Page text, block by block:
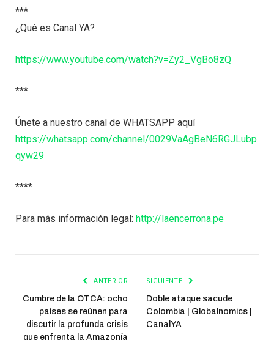
***
¿Qué es Canal YA?
https://www.youtube.com/watch?v=Zy2_VgBo8zQ
***
Únete a nuestro canal de WHATSAPP aquí
https://whatsapp.com/channel/0029VaAgBeN6RGJLubp
qyw29
****
Para más información legal: http://laencerrona.pe
ANTERIOR
Cumbre de la OTCA: ocho
países se reúnen para
discutir la profunda crisis
que enfrenta la Amazonía
SIGUIENTE
Doble ataque sacude
Colombia | Globalnomics |
CanalYA